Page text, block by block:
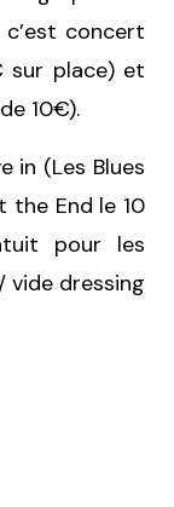
concert
sur place) et
10€).
in (Les Blues
the End le 10
pour les
vide dressing